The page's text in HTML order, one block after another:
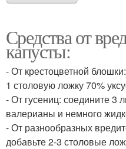
Средства от
капусты:
- От крестоцветной
1 столовую ложку 70%
- От гусениц: соедините 3
валерианы и немного
- От разнообразных
добавьте 2-3 столовые